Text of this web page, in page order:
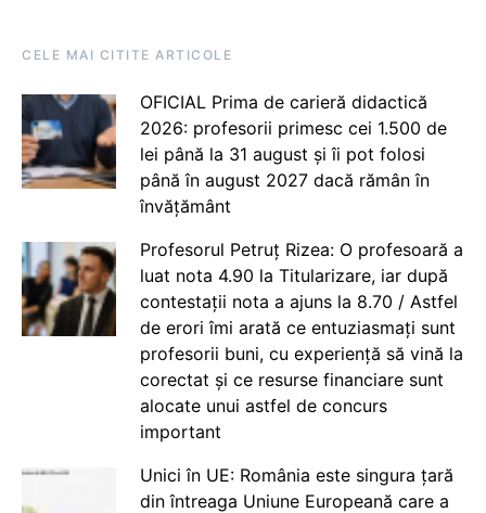
CELE MAI CITITE ARTICOLE
OFICIAL Prima de carieră didactică
2026: profesorii primesc cei 1.500 de
lei până la 31 august și îi pot folosi
până în august 2027 dacă rămân în
învățământ
Profesorul Petruț Rizea: O profesoară a
luat nota 4.90 la Titularizare, iar după
contestații nota a ajuns la 8.70 / Astfel
de erori îmi arată ce entuziasmați sunt
profesorii buni, cu experiență să vină la
corectat și ce resurse financiare sunt
alocate unui astfel de concurs
important
Unici în UE: România este singura țară
din întreaga Uniune Europeană care a